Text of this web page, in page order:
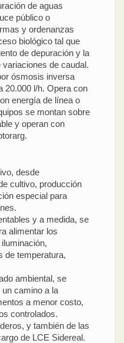
de aguas
público o
y ordenanzas
biológico tal que
de depuración y la
de caudal.
ósmosis inversa
20.000 l/h. Opera con
energía de línea o
se montan sobre
y operan con
desde
cultivo, producción
especial para
y a medida, se
alimentar los
de temperatura,
ambiental, se
camino a la
a menor costo,
controlados.
y también de las
de LCE Sidereal.